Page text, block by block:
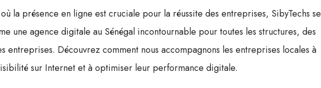
la présence en ligne est cruciale pour la réussite des entreprises, SibyTechs se
une agence digitale au Sénégal incontournable pour toutes les structures, des
entreprises. Découvrez comment nous accompagnons les entreprises locales à
sur Internet et à optimiser leur performance digitale.